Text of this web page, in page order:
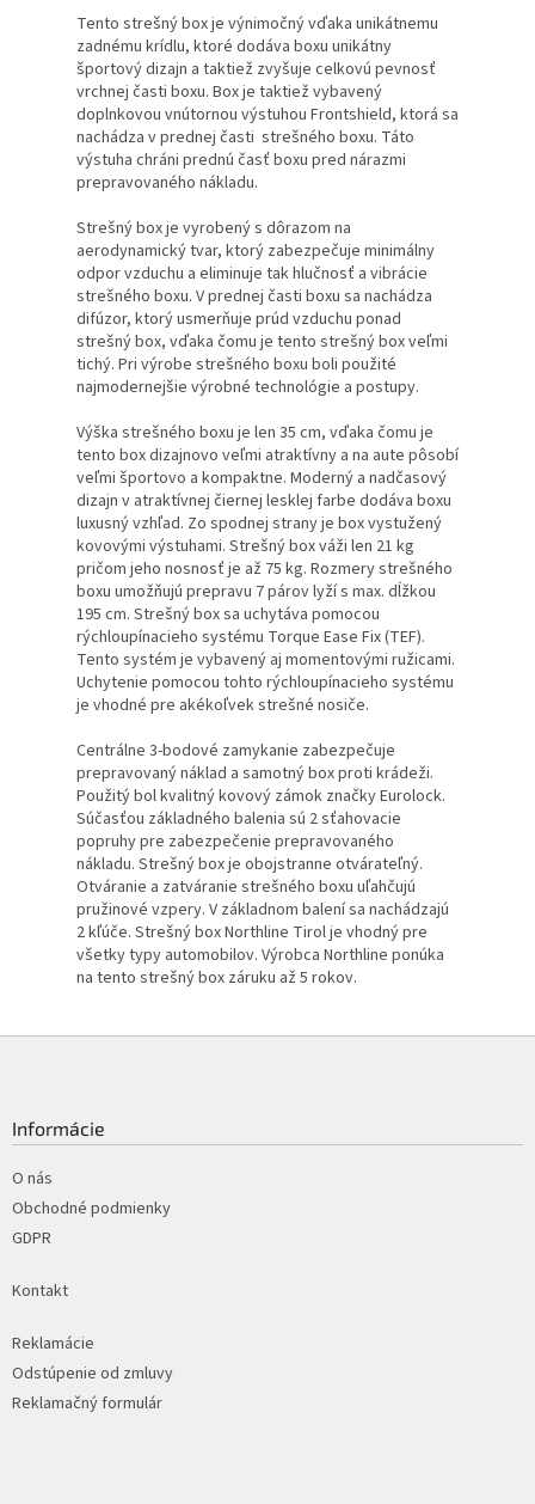
Tento strešný box je výnimočný vďaka unikátnemu
zadnému krídlu, ktoré dodáva boxu unikátny
športový dizajn a taktiež zvyšuje celkovú pevnosť
vrchnej časti boxu. Box je taktiež vybavený
doplnkovou vnútornou výstuhou Frontshield, ktorá sa
nachádza v prednej časti strešného boxu. Táto
výstuha chráni prednú časť boxu pred nárazmi
prepravovaného nákladu.
Strešný box je vyrobený s dôrazom na
aerodynamický tvar, ktorý zabezpečuje minimálny
odpor vzduchu a eliminuje tak hlučnosť a vibrácie
strešného boxu. V prednej časti boxu sa nachádza
difúzor, ktorý usmerňuje prúd vzduchu ponad
strešný box, vďaka čomu je tento strešný box veľmi
tichý. Pri výrobe strešného boxu boli použité
najmodernejšie výrobné technológie a postupy.
Výška strešného boxu je len 35 cm, vďaka čomu je
tento box dizajnovo veľmi atraktívny a na aute pôsobí
veľmi športovo a kompaktne. Moderný a nadčasový
dizajn v atraktívnej čiernej lesklej farbe dodáva boxu
luxusný vzhľad. Zo spodnej strany je box vystužený
kovovými výstuhami. Strešný box váži len 21 kg
pričom jeho nosnosť je až 75 kg. Rozmery strešného
boxu umožňujú prepravu 7 párov lyží s max. dĺžkou
195 cm. Strešný box sa uchytáva pomocou
rýchloupínacieho systému Torque Ease Fix (TEF).
Tento systém je vybavený aj momentovými ružicami.
Uchytenie pomocou tohto rýchloupínacieho systému
je vhodné pre akékoľvek strešné nosiče.
Centrálne 3-bodové zamykanie zabezpečuje
prepravovaný náklad a samotný box proti krádeži.
Použitý bol kvalitný kovový zámok značky Eurolock.
Súčasťou základného balenia sú 2 sťahovacie
popruhy pre zabezpečenie prepravovaného
nákladu. Strešný box je obojstranne otvárateľný.
Otváranie a zatváranie strešného boxu uľahčujú
pružinové vzpery. V základnom balení sa nachádzajú
2 kľúče. Strešný box Northline Tirol je vhodný pre
všetky typy automobilov. Výrobca Northline ponúka
na tento strešný box záruku až 5 rokov.
Informácie
O nás
Obchodné podmienky
GDPR
Kontakt
Reklamácie
Odstúpenie od zmluvy
Reklamačný formulár